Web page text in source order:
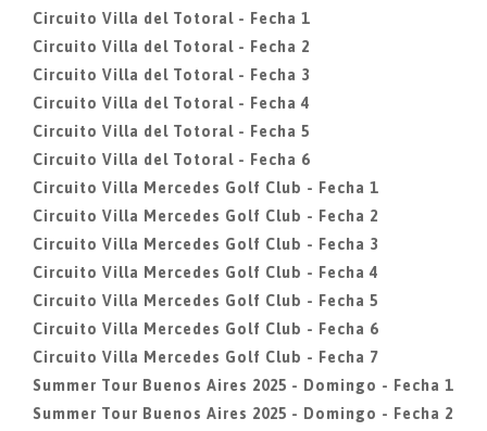
Circuito Villa del Totoral - Fecha 1
Circuito Villa del Totoral - Fecha 2
Circuito Villa del Totoral - Fecha 3
Circuito Villa del Totoral - Fecha 4
Circuito Villa del Totoral - Fecha 5
Circuito Villa del Totoral - Fecha 6
Circuito Villa Mercedes Golf Club - Fecha 1
Circuito Villa Mercedes Golf Club - Fecha 2
Circuito Villa Mercedes Golf Club - Fecha 3
Circuito Villa Mercedes Golf Club - Fecha 4
Circuito Villa Mercedes Golf Club - Fecha 5
Circuito Villa Mercedes Golf Club - Fecha 6
Circuito Villa Mercedes Golf Club - Fecha 7
Summer Tour Buenos Aires 2025 - Domingo - Fecha 1
Summer Tour Buenos Aires 2025 - Domingo - Fecha 2